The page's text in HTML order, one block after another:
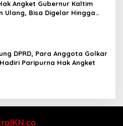
Angket Gubernur Kaltim
Ulang, Bisa Digelar Hingga
DPRD, Para Anggota Golkar
Paripurna Hak Angket